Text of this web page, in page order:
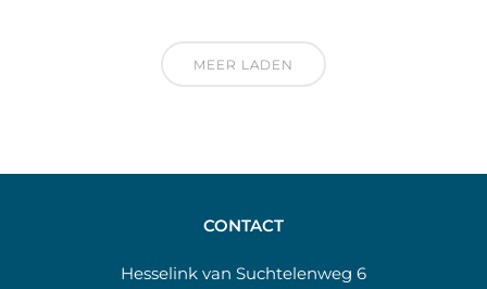
MEER LADEN
CONTACT
Hesselink van Suchtelenweg 6